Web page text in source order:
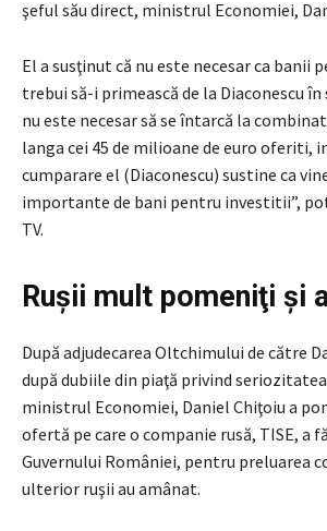
şeful său direct, ministrul Economiei,
El a susţinut că nu este necesar ca banii
trebui să-i primească de la Diaconescu
nu este necesar să se întarcă la
langa cei 45 de milioane de euro oferiti,
cumparare el (Diaconescu) sustine ca
importante de bani pentru investitii”,
TV.
Ruşii mult pomeniţi şi
După adjudecarea Oltchimului de către
după dubiile din piaţă privind
ministrul Economiei, Daniel Chiţoiu a
ofertă pe care o companie rusă, TISE, a
Guvernului României, pentru preluarea
ulterior ruşii au amânat.